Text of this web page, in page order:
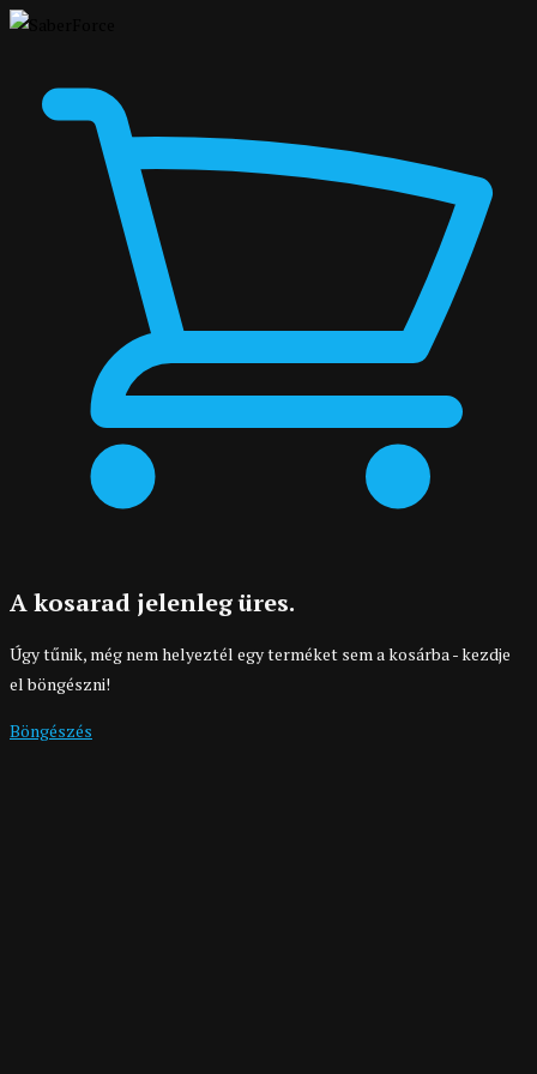
A kosarad jelenleg üres.
Úgy tűnik, még nem helyeztél egy terméket sem a kosárba - kezdje
el böngészni!
Böngészés